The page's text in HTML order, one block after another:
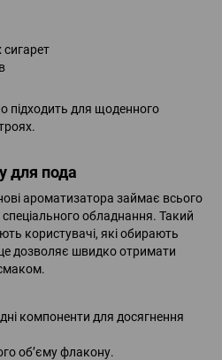
сигарет
підходить для щоденного
для пода
ароматизатора займає всього
спеціального обладнання. Такий
користувачі, які обирають
дозволяє швидко отримати
компоненти для досягнення
об’єму флакону.